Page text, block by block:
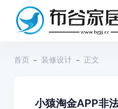
首页 装修设计 正文
小猿淘金APP非